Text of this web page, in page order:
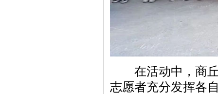
在活动中，商丘
志愿者充分发挥各